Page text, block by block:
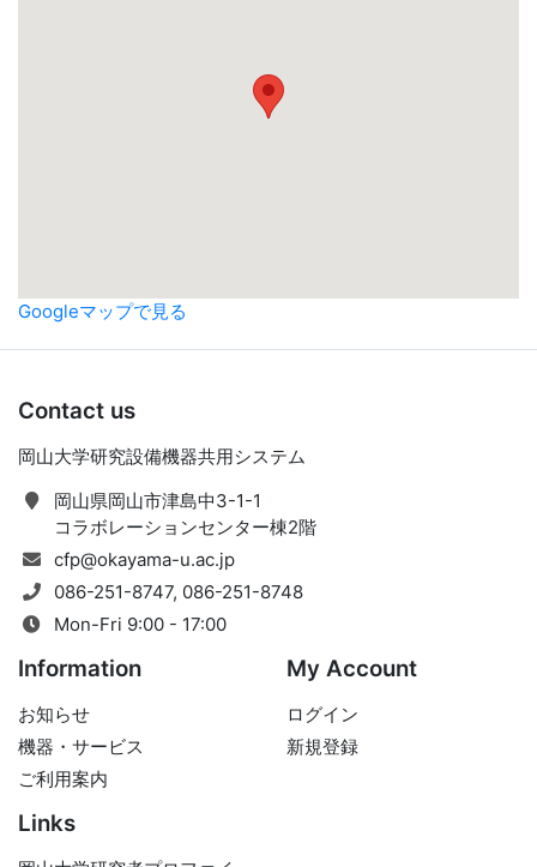
Googleマップで見る
Contact us
岡山大学研究設備機器共用システム
岡山県岡山市津島中3-1-1
コラボレーションセンター棟2階
cfp@okayama-u.ac.jp
086-251-8747, 086-251-8748
Mon-Fri 9:00 - 17:00
Information
お知らせ
機器・サービス
ご利用案内
Links
My Account
ログイン
新規登録